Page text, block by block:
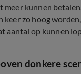
meer kunnen
keer zo hoog
aantal op kunnen
donkere